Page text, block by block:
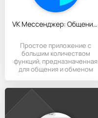
VK Мессенджер: Общение и звонки
Простое приложение с
большим количеством
функций, предназначенная
для общения и обменом